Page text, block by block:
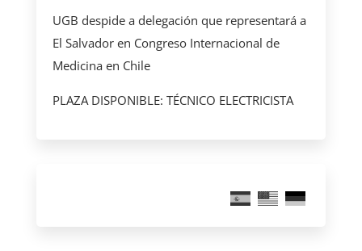
UGB despide a delegación que representará a
El Salvador en Congreso Internacional de
Medicina en Chile
PLAZA DISPONIBLE: TÉCNICO ELECTRICISTA